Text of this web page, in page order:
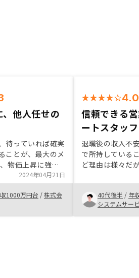
他人任せの
待っていれば確実
ことが、最大のメ
物価上昇に強い
よる確実な診断
性 選択肢が、首
大阪、福岡と、た
2024年04月21日
1000万円台 /株式会
4.0
信頼できる
ートスタッフ
退職後の収入不
で所持している
ど理由は様々だ
想通貨など常に
いといけない性
活のリズムに合
り、中長期的な
た。営業担当の
40代後半 / 年
システムサー